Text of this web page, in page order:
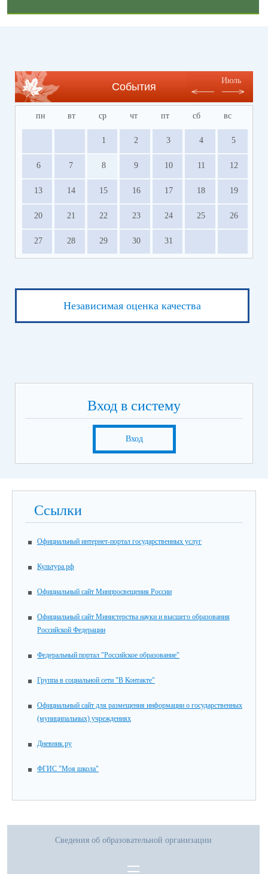
События
Июль
пн вт ср чт пт сб вс
1 2 3 4 5
6 7 8 9 10 11 12
13 14 15 16 17 18 19
20 21 22 23 24 25 26
27 28 29 30 31
Независимая оценка качества
Вход в систему
Вход
Ссылки
Официальный интернет-портал государственных услуг
Культура.рф
Официальный сайт Минпросвещения России
Официальный сайт Министерства науки и высшего образования
Российской Федерации
Федеральный портал "Российское образование"
Группа в социальной сети "В Контакте"
Официальный сайт для размещения информации о государственных
(муниципальных) учреждениях
Дневник.ру
ФГИС "Моя школа"
Сведения об образовательной организации